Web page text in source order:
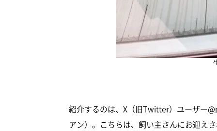
紹介するのは、X（旧Twitter）ユーザー
アン）。こちらは、飼い主さんにお迎え